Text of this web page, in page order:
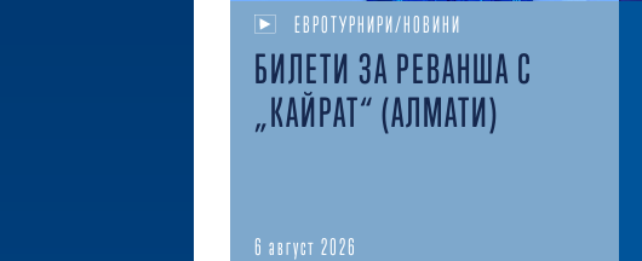
ЕВРОТУРНИРИ/НОВИНИ
БИЛЕТИ ЗА РЕВАНША С
„КАЙРАТ“ (АЛМАТИ)
6 август 2026